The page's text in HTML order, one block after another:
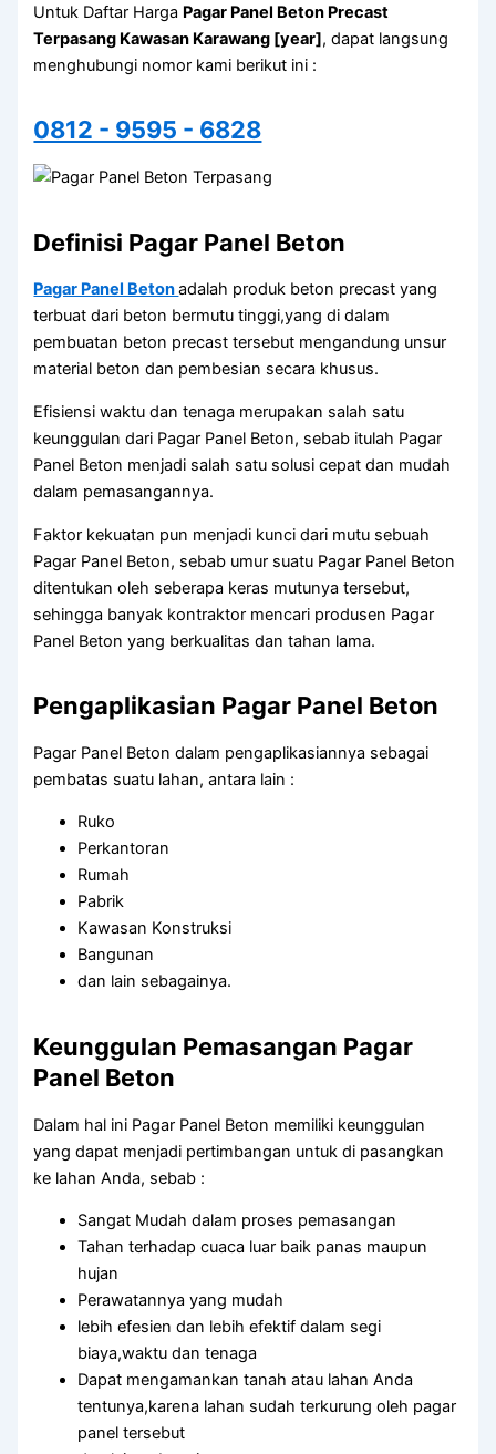
Untuk Daftar Harga Pagar Panel Beton Precast
Terpasang Kawasan Karawang [year], dapat langsung
menghubungi nomor kami berikut ini :
0812 - 9595 - 6828
Definisi Pagar Panel Beton
Pagar Panel Betonadalah produk beton precast yang
terbuat dari beton bermutu tinggi,yang di dalam
pembuatan beton precast tersebut mengandung unsur
material beton dan pembesian secara khusus.
Efisiensi waktu dan tenaga merupakan salah satu
keunggulan dari Pagar Panel Beton, sebab itulah Pagar
Panel Beton menjadi salah satu solusi cepat dan mudah
dalam pemasangannya.
Faktor kekuatan pun menjadi kunci dari mutu sebuah
Pagar Panel Beton, sebab umur suatu Pagar Panel Beton
ditentukan oleh seberapa keras mutunya tersebut,
sehingga banyak kontraktor mencari produsen Pagar
Panel Beton yang berkualitas dan tahan lama.
Pengaplikasian Pagar Panel Beton
Pagar Panel Beton dalam pengaplikasiannya sebagai
pembatas suatu lahan, antara lain :
Ruko
Perkantoran
Rumah
Pabrik
Kawasan Konstruksi
Bangunan
dan lain sebagainya.
Keunggulan Pemasangan Pagar
Panel Beton
Dalam hal ini Pagar Panel Beton memiliki keunggulan
yang dapat menjadi pertimbangan untuk di pasangkan
ke lahan Anda, sebab :
Sangat Mudah dalam proses pemasangan
Tahan terhadap cuaca luar baik panas maupun
hujan
Perawatannya yang mudah
lebih efesien dan lebih efektif dalam segi
biaya,waktu dan tenaga
Dapat mengamankan tanah atau lahan Anda
tentunya,karena lahan sudah terkurung oleh pagar
panel tersebut